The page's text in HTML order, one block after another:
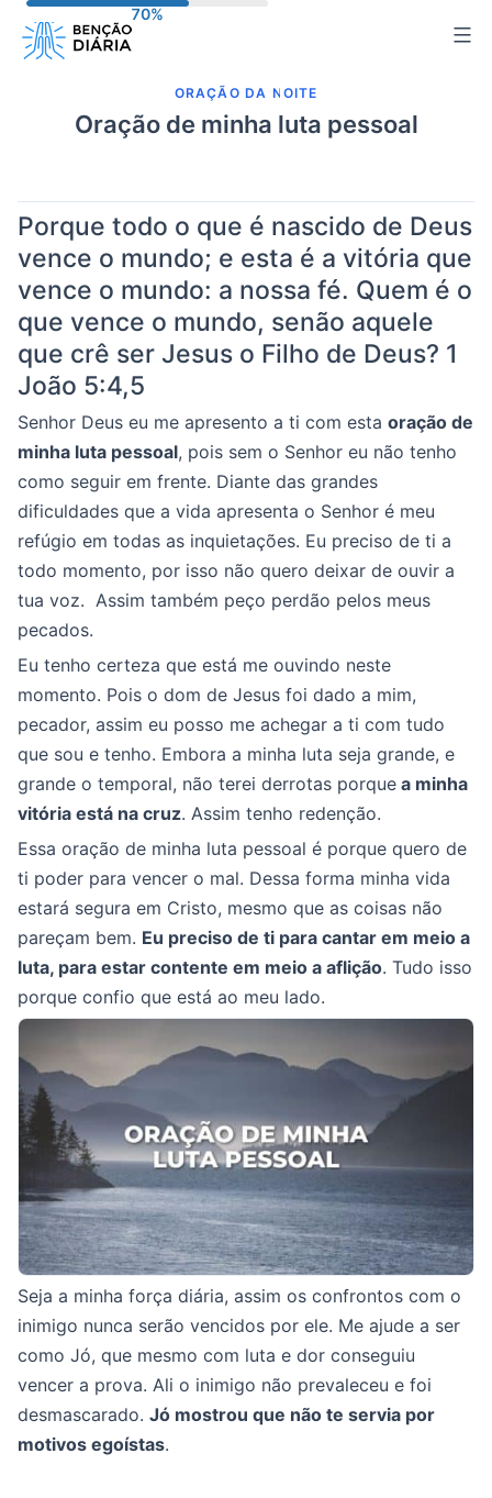
para
conteúdo
ORAÇÃO DA NOITE
Oração de minha luta pessoal
Porque todo o que é nascido de Deus
vence o mundo; e esta é a vitória que
vence o mundo: a nossa fé. Quem é o
que vence o mundo, senão aquele
que crê ser Jesus o Filho de Deus? 1
João 5:4,5
Senhor Deus eu me apresento a ti com esta oração de
minha luta pessoal, pois sem o Senhor eu não tenho
como seguir em frente. Diante das grandes
dificuldades que a vida apresenta o Senhor é meu
refúgio em todas as inquietações. Eu preciso de ti a
todo momento, por isso não quero deixar de ouvir a
tua voz. Assim também peço perdão pelos meus
pecados.
Eu tenho certeza que está me ouvindo neste
momento. Pois o dom de Jesus foi dado a mim,
pecador, assim eu posso me achegar a ti com tudo
que sou e tenho. Embora a minha luta seja grande, e
grande o temporal, não terei derrotas porque a minha
vitória está na cruz. Assim tenho redenção.
Essa oração de minha luta pessoal é porque quero de
ti poder para vencer o mal. Dessa forma minha vida
estará segura em Cristo, mesmo que as coisas não
pareçam bem. Eu preciso de ti para cantar em meio a
luta, para estar contente em meio a aflição. Tudo isso
porque confio que está ao meu lado.
Seja a minha força diária, assim os confrontos com o
inimigo nunca serão vencidos por ele. Me ajude a ser
como Jó, que mesmo com luta e dor conseguiu
vencer a prova. Ali o inimigo não prevaleceu e foi
desmascarado. Jó mostrou que não te servia por
motivos egoístas.